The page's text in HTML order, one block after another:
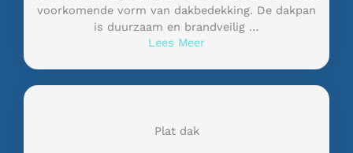
voorkomende vorm van dakbedekking. De dakpan
is duurzaam en brandveilig …
Lees Meer
Plat dak